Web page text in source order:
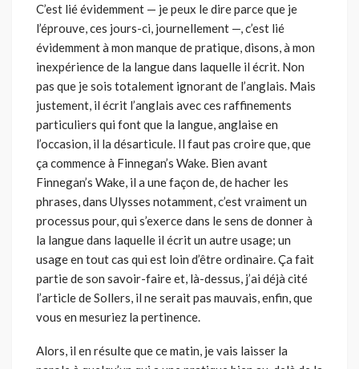
C’est lié évidemment — je peux le dire parce que je
l’éprouve, ces jours-ci, journellement —, c’est lié
évidemment à mon manque de pratique, disons, à mon
inexpérience de la langue dans laquelle il écrit. Non
pas que je sois totalement ignorant de l’anglais. Mais
justement, il écrit l’anglais avec ces raffinements
particuliers qui font que la langue, anglaise en
l’occasion, il la désarticule. Il faut pas croire que, que
ça commence à Finnegan’s Wake. Bien avant
Finnegan’s Wake, il a une façon de, de hacher les
phrases, dans Ulysses notamment, c’est vraiment un
processus pour, qui s’exerce dans le sens de donner à
la langue dans laquelle il écrit un autre usage; un
usage en tout cas qui est loin d’être ordinaire. Ça fait
partie de son savoir-faire et, là-dessus, j’ai déjà cité
l’article de Sollers, il ne serait pas mauvais, enfin, que
vous en mesuriez la pertinence.
Alors, il en résulte que ce matin, je vais laisser la